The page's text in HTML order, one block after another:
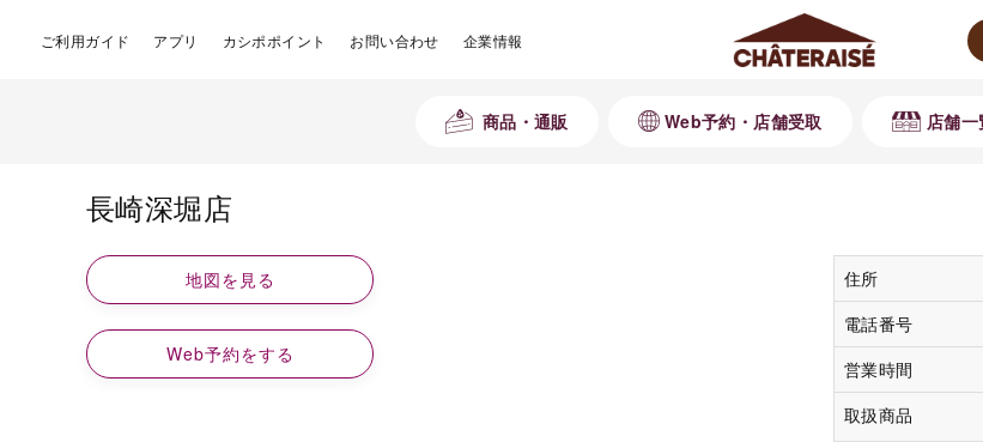
ご利用ガイド アプリ カシポポイント お問い合わせ 企業情報
商品・通販 Web予約・店舗受取 店舗一
長崎深堀店
住所
電話番号
営業時間
取扱商品
地図を見る
Web予約をする